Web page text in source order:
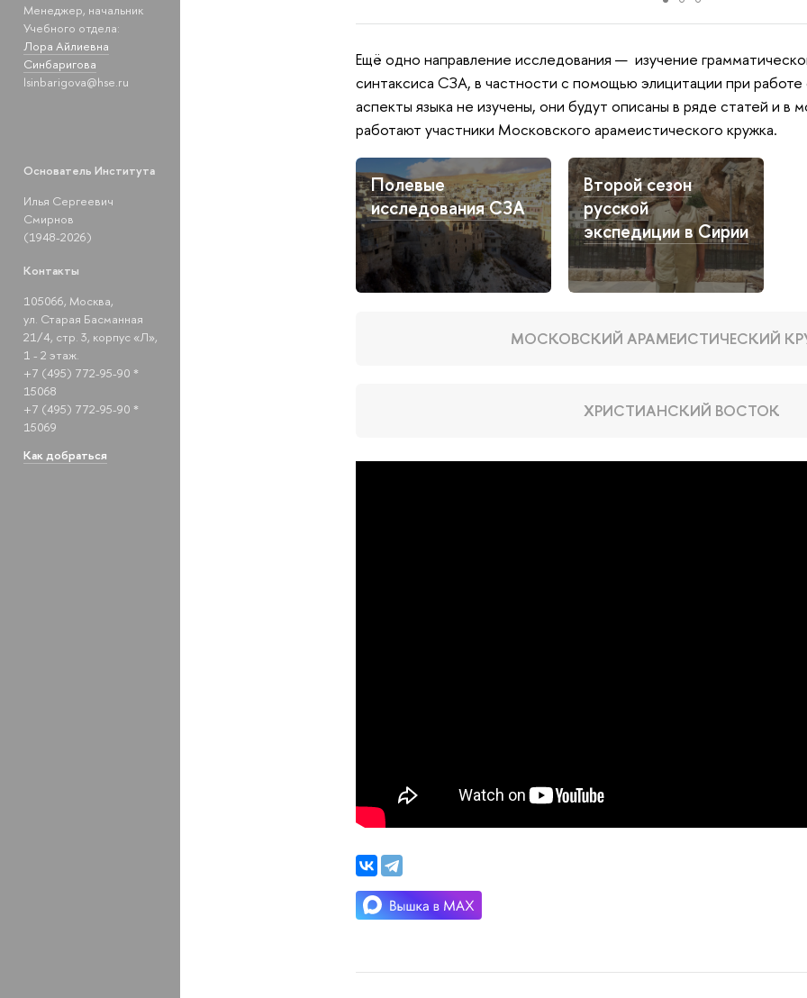
Менеджер, начальник
Учебного отдела:
Лора Айлиевна
Синбаригова
lsinbarigova@hse.ru
Основатель Института
Илья Сергеевич
Смирнов
(1948-2026)
Контакты
105066, Москва,
ул. Старая Басманная
21/4, стр. 3, корпус «Л»,
1 - 2 этаж.
+7 (495) 772-95-90 *
15068
+7 (495) 772-95-90 *
15069
Как добраться
Ещё одно направление исследования — изучение
синтаксиса СЗА, в частности с помощью элицитации при
аспекты языка не изучены, они будут описаны в ряде статей и в
работают участники Московского арамеистического кружка.
Полевые
исследования СЗА
Второй сезон
русской
экспедиции в Сирии
МОСКОВСКИЙ АРАМЕИСТИЧЕСКИЙ
ХРИСТИАНСКИЙ ВОСТОК